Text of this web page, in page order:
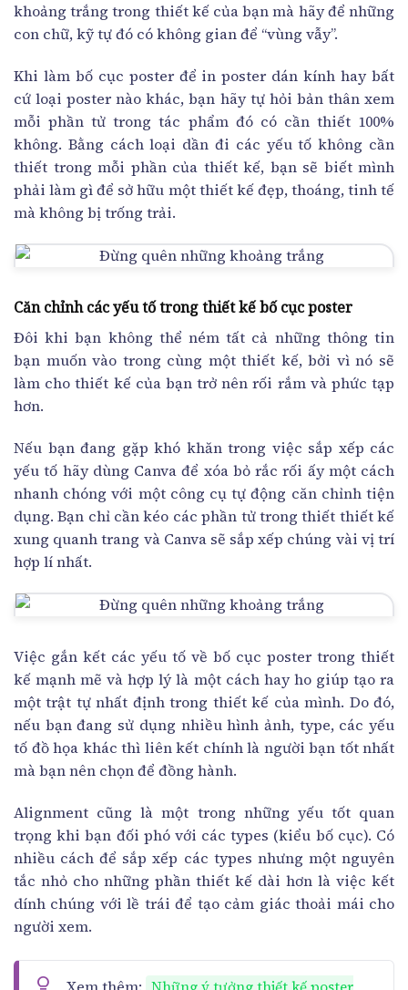
khoảng trắng trong thiết kế của bạn mà hãy để những
con chữ, kỹ tự đó có không gian để “vùng vẫy”.
Khi làm bố cục poster để in poster dán kính hay bất
cứ loại poster nào khác, bạn hãy tự hỏi bản thân xem
mỗi phần tử trong tác phẩm đó có cần thiết 100%
không. Bằng cách loại dần đi các yếu tố không cần
thiết trong mỗi phần của thiết kế, bạn sẽ biết mình
phải làm gì để sở hữu một thiết kế đẹp, thoáng, tinh tế
mà không bị trống trải.
Căn chỉnh các yếu tố trong thiết kế bố cục poster
Đôi khi bạn không thể ném tất cả những thông tin
bạn muốn vào trong cùng một thiết kế, bởi vì nó sẽ
làm cho thiết kế của bạn trở nên rối rắm và phức tạp
hơn.
Nếu bạn đang gặp khó khăn trong việc sắp xếp các
yếu tố hãy dùng Canva để xóa bỏ rắc rối ấy một cách
nhanh chóng với một công cụ tự động căn chỉnh tiện
dụng. Bạn chỉ cần kéo các phần tử trong thiết thiết kế
xung quanh trang và Canva sẽ sắp xếp chúng vài vị trí
hợp lí nhất.
Việc gắn kết các yếu tố về bố cục poster trong thiết
kế mạnh mẽ và hợp lý là một cách hay ho giúp tạo ra
một trật tự nhất định trong thiết kế của mình. Do đó,
nếu bạn đang sử dụng nhiều hình ảnh, type, các yếu
tố đồ họa khác thì liên kết chính là người bạn tốt nhất
mà bạn nên chọn để đồng hành.
Alignment cũng là một trong những yếu tốt quan
trọng khi bạn đối phó với các types (kiểu bố cục). Có
nhiều cách để sắp xếp các types nhưng một nguyên
tắc nhỏ cho những phần thiết kế dài hơn là việc kết
dính chúng với lề trái để tạo cảm giác thoải mái cho
người xem.